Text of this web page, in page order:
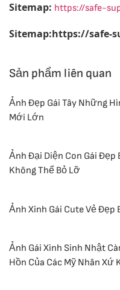
Sitemap: https://safe-
Sitemap:https://safe-
Sản phẩm liên quan
Ảnh Đẹp Gái Tây Những
Mới Lớn
Ảnh Đại Diện Con Gái Đẹp
Không Thể Bỏ Lỡ
Ảnh Xinh Gái Cute Vẻ
Ảnh Gái Xinh Sinh Nhật
Hồn Của Các Mỹ Nhân Xứ